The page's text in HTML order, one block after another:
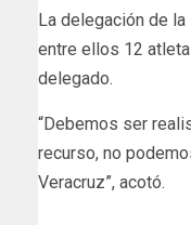
La delegación de
entre ellos 12
delegado.
“Debemos ser
recurso, no
Veracruz”, acotó.